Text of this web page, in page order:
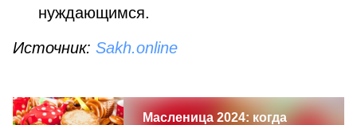
нуждающимся.
Источник: Sakh.online
Масленица 2024: когда